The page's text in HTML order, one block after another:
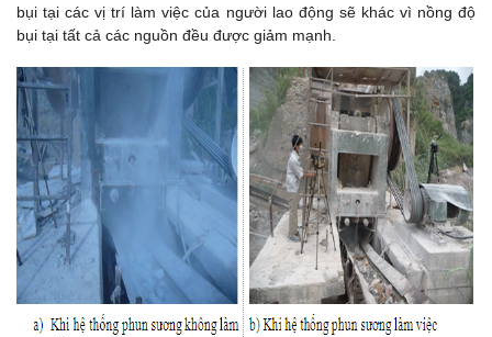
bụi tại các vị trí làm việc của người lao động sẽ khác vì nồng độ
bụi tại tất cả các nguồn đều được giảm mạnh.